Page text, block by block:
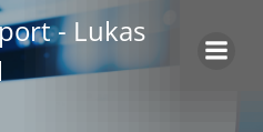
Zum
Inhalt
springen
- Lukas